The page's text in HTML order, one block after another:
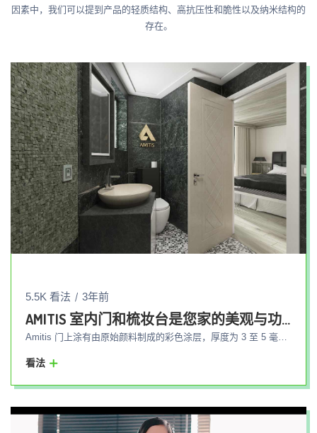
因素中，我们可以提到产品的轻质结构、高抗压性和脆性以及纳米结构的
存在。
5.5K 看法 3年前
AMITIS 室内门和梳妆台是您家的美观与功能的结合
Amitis 门上涂有由原始颜料制成的彩色涂层，厚度为 3 至 5 毫米，以代表产品的质量和耐用性。 该产品最明显的特点之一是，所有Amitis品牌产品的门板都会产生线条和划痕，只需一次抛光即可轻松消失，门板维修无需Amitis专家在同一地点解决以工厂为准，不会给买家造成困扰。 Amitis 门在别墅和室外空间中表现出高性能，由于隔热材料的存在，可以防止任何外部空气进入环境。 Amitis 内门具有声学模式，因此内部声音不会泄漏到外部环境，在治疗空间中，此类门的使用受到高度重视。
看法